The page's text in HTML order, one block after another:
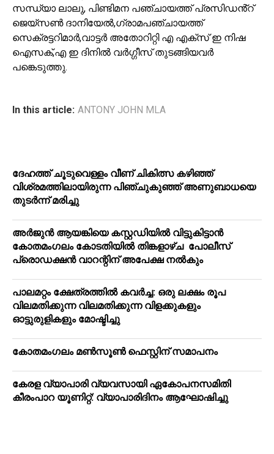
സന്ധ്യാ ലാലു, പിണ്ടിമന പഞ്ചായത്ത് പ്രസിഡൻ്റ്
ജെയ്സൺ ദാനിയേൽ,ഗ്രാമപഞ്ചായത്ത്
സെക്രട്ടറിമാർ,വാട്ടർ അതോറിറ്റി എ എക്സ് ഇ നിഷ
ഐസക്,എ ഇ ദിനിൽ വർഗ്ഗീസ് തുടങ്ങിയവർ
പങ്കെടുത്തു.
In this article: ANTONY JOHN MLA
ദേഹത്ത് ചൂടുവെള്ളം വീണ് ചികിത്സ കഴിഞ്ഞ്
വിശ്രമത്തിലായിരുന്ന പിഞ്ചുകുഞ്ഞ് അണുബാധയെ
തുടര്‍ന്ന് മരിച്ചു
അര്‍ജുന്‍ ആയങ്കിയെ കസ്റ്റഡിയില്‍ വിട്ടുകിട്ടാന്‍
കോതമംഗലം കോടതിയില്‍ തിങ്കളാഴ്ച പോലീസ്
പ്രൊഡക്ഷന്‍ വാറന്റിന് അപേക്ഷ നല്‍കും
പാലമറ്റം ക്ഷേത്രത്തില്‍ കവര്‍ച്ച: ഒരു ലക്ഷം രൂപ
വിലമതിക്കുന്ന വിലമതിക്കുന്ന വിളക്കുകളും
ഓട്ടുരുളികളും മോഷ്ടിച്ചു
കോതമംഗലം മൺസൂൺ ഫെസ്റ്റിന് സമാപനം
കേരള വ്യാപാരി വ്യവസായി ഏകോപനസമിതി
കീരംപാറ യൂണിറ്റ്: വ്യാപാരിദിനം ആഘോഷിച്ചു